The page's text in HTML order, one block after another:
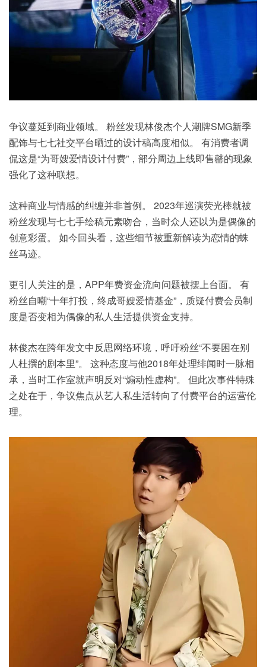
争议蔓延到商业领域。 粉丝发现林俊杰个人潮牌SMG新季
配饰与七七社交平台晒过的设计稿高度相似。 有消费者调
侃这是“为哥嫂爱情设计付费”，部分周边上线即售罄的现象
强化了这种联想。
这种商业与情感的纠缠并非首例。 2023年巡演荧光棒就被
粉丝发现与七七手绘稿元素吻合，当时众人还以为是偶像的
创意彩蛋。 如今回头看，这些细节被重新解读为恋情的蛛
丝马迹。
更引人关注的是，APP年费资金流向问题被摆上台面。 有
粉丝自嘲“十年打投，终成哥嫂爱情基金”，质疑付费会员制
度是否变相为偶像的私人生活提供资金支持。
林俊杰在跨年发文中反思网络环境，呼吁粉丝“不要困在别
人杜撰的剧本里”。 这种态度与他2018年处理绯闻时一脉相
承，当时工作室就声明反对“煽动性虚构”。 但此次事件特殊
之处在于，争议焦点从艺人私生活转向了付费平台的运营伦
理。